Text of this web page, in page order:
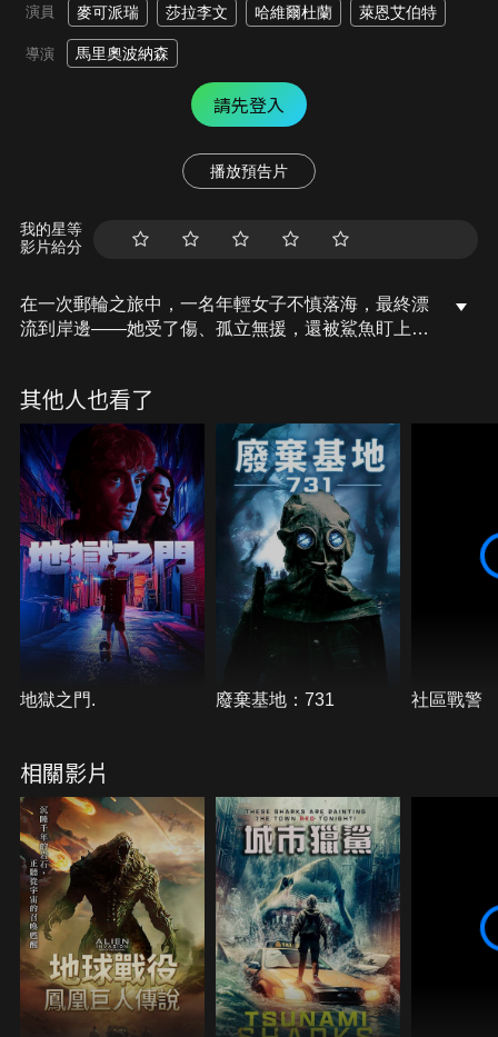
演員 麥可派瑞 莎拉李文 哈維爾杜蘭 萊恩艾伯特
導演 馬里奧波納森
請先登入
播放預告片
我的星等
影片給分
在一次郵輪之旅中，一名年輕女子不慎落海，最終漂
流到岸邊——她受了傷、孤立無援，還被鯊魚盯上。
其他人也看了
地獄之門. 廢棄基地：731 社區戰警
相關影片